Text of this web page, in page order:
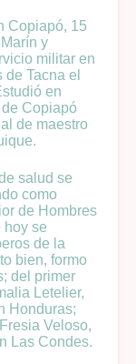
Copiapó, 15
y
militar en
Tacna el
en
Copiapó
de maestro
salud se
como
de Hombres
hoy se
de la
bien, formo
del primer
Letelier,
Honduras;
Veloso,
Las Condes.